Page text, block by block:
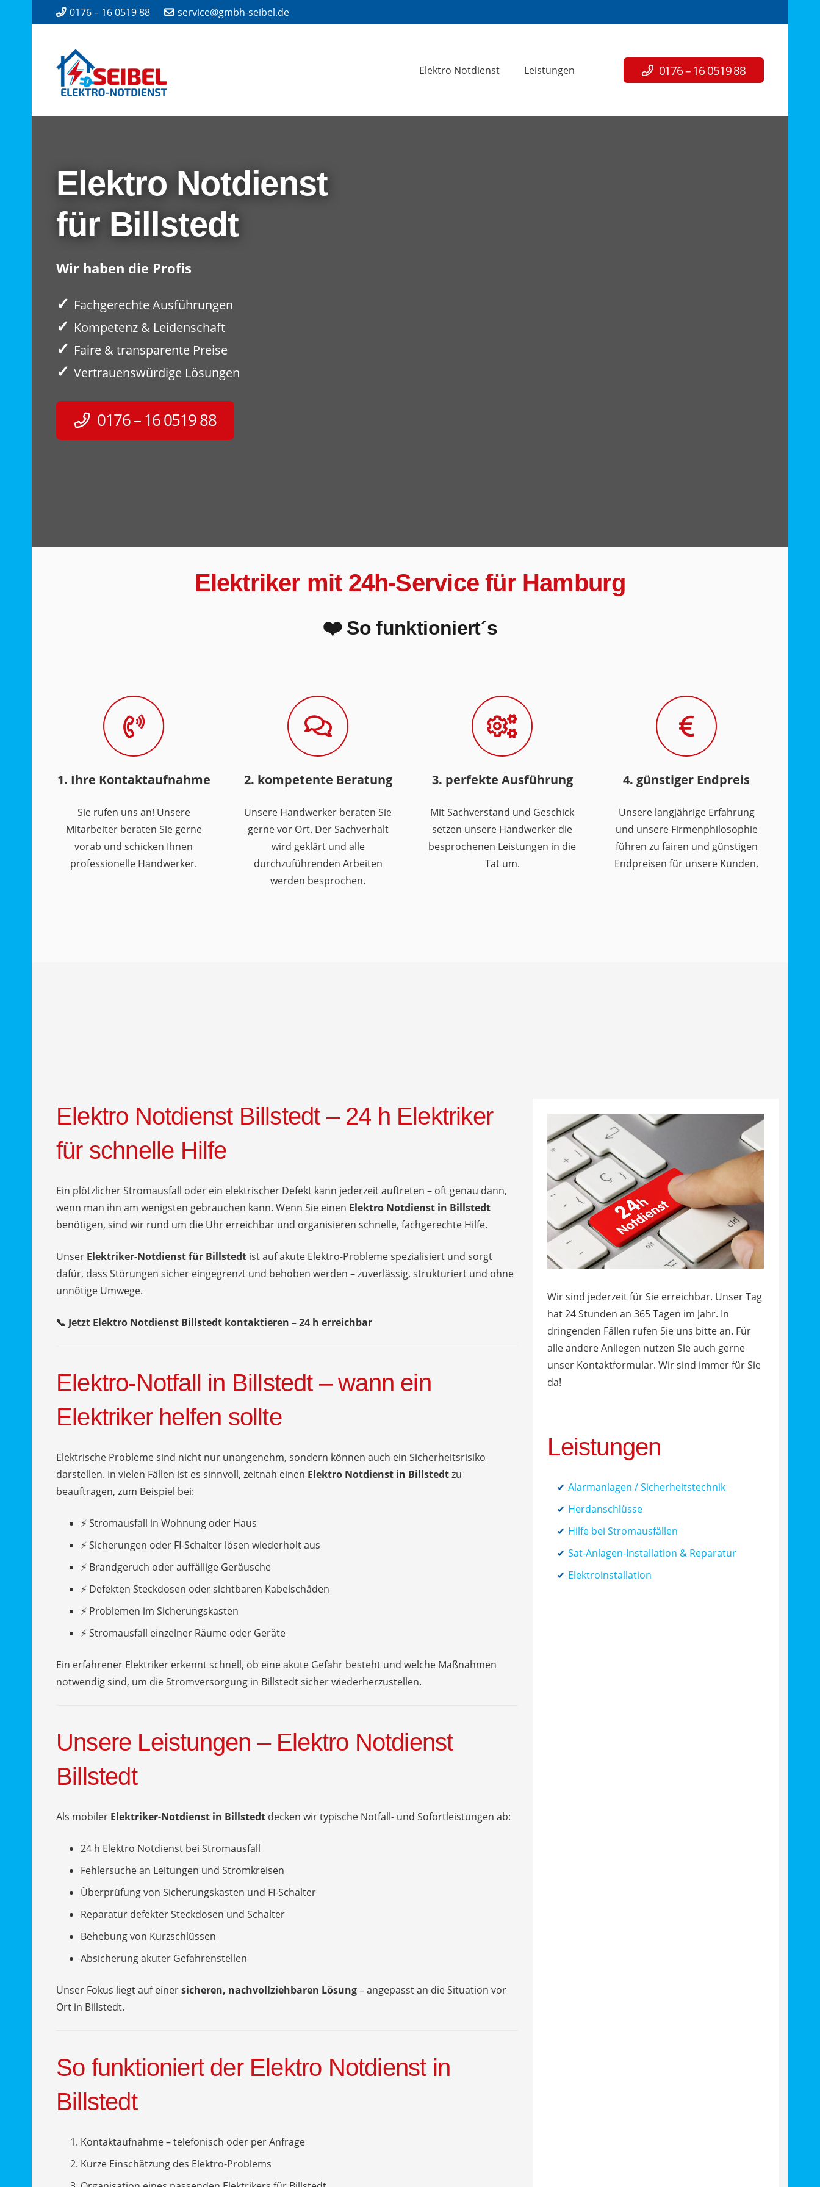
0176 – 16 0519 88 service@gmbh-seibel.de
Elektro Notdienst Leistungen 0176 – 16 0519 88
Elektro Notdienst
für Billstedt
Wir haben die Profis
✓ Fachgerechte Ausführungen
✓ Kompetenz & Leidenschaft
✓ Faire & transparente Preise
✓ Vertrauenswürdige Lösungen
0176 – 16 0519 88
Elektriker mit 24h-Service für Hamburg
❤️ So funktioniert´s
1. Ihre Kontaktaufnahme
Sie rufen uns an! Unsere
Mitarbeiter beraten Sie gerne
vorab und schicken Ihnen
professionelle Handwerker.
2. kompetente Beratung
Unsere Handwerker beraten Sie
gerne vor Ort. Der Sachverhalt
wird geklärt und alle
durchzuführenden Arbeiten
werden besprochen.
3. perfekte Ausführung
Mit Sachverstand und Geschick
setzen unsere Handwerker die
besprochenen Leistungen in die
Tat um.
4. günstiger Endpreis
Unsere langjährige Erfahrung
und unsere Firmenphilosophie
führen zu fairen und günstigen
Endpreisen für unsere Kunden.
Elektro Notdienst Billstedt – 24 h Elektriker
für schnelle Hilfe
Ein plötzlicher Stromausfall oder ein elektrischer Defekt kann jederzeit auftreten – oft genau dann,
wenn man ihn am wenigsten gebrauchen kann. Wenn Sie einen Elektro Notdienst in Billstedt
benötigen, sind wir rund um die Uhr erreichbar und organisieren schnelle, fachgerechte Hilfe.
Unser Elektriker-Notdienst für Billstedt ist auf akute Elektro-Probleme spezialisiert und sorgt
dafür, dass Störungen sicher eingegrenzt und behoben werden – zuverlässig, strukturiert und ohne
unnötige Umwege.
📞 Jetzt Elektro Notdienst Billstedt kontaktieren – 24 h erreichbar
Elektro-Notfall in Billstedt – wann ein
Elektriker helfen sollte
Elektrische Probleme sind nicht nur unangenehm, sondern können auch ein Sicherheitsrisiko
darstellen. In vielen Fällen ist es sinnvoll, zeitnah einen Elektro Notdienst in Billstedtzu
beauftragen, zum Beispiel bei:
⚡ Stromausfall in Wohnung oder Haus
⚡ Sicherungen oder FI-Schalter lösen wiederholt aus
⚡ Brandgeruch oder auffällige Geräusche
⚡ Defekten Steckdosen oder sichtbaren Kabelschäden
⚡ Problemen im Sicherungskasten
⚡ Stromausfall einzelner Räume oder Geräte
Ein erfahrener Elektriker erkennt schnell, ob eine akute Gefahr besteht und welche Maßnahmen
notwendig sind, um die Stromversorgung in Billstedt sicher wiederherzustellen.
Unsere Leistungen – Elektro Notdienst
Billstedt
Als mobiler Elektriker-Notdienst in Billstedt decken wir typische Notfall- und Sofortleistungen ab:
24 h Elektro Notdienst bei Stromausfall
Fehlersuche an Leitungen und Stromkreisen
Überprüfung von Sicherungskasten und FI-Schalter
Reparatur defekter Steckdosen und Schalter
Behebung von Kurzschlüssen
Absicherung akuter Gefahrenstellen
Unser Fokus liegt auf einersicheren, nachvollziehbaren Lösung– angepasst an die Situation vor
Ort in Billstedt.
So funktioniert der Elektro Notdienst in
Billstedt
Kontaktaufnahme – telefonisch oder per Anfrage
Kurze Einschätzung des Elektro-Problems
Wir sind jederzeit für Sie erreichbar. Unser Tag
hat 24 Stunden an 365 Tagen im Jahr. In
dringenden Fällen rufen Sie uns bitte an. Für
alle andere Anliegen nutzen Sie auch gerne
unser Kontaktformular. Wir sind immer für Sie
da!
Leistungen
Alarmanlagen / Sicherheitstechnik
Herdanschlüsse
Hilfe bei Stromausfällen
Sat-Anlagen-Installation & Reparatur
Elektroinstallation